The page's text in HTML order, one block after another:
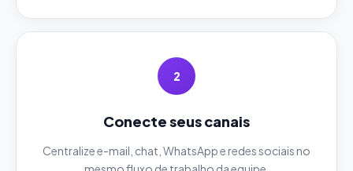
2
Conecte seus canais
Centralize e-mail, chat, WhatsApp e redes sociais no